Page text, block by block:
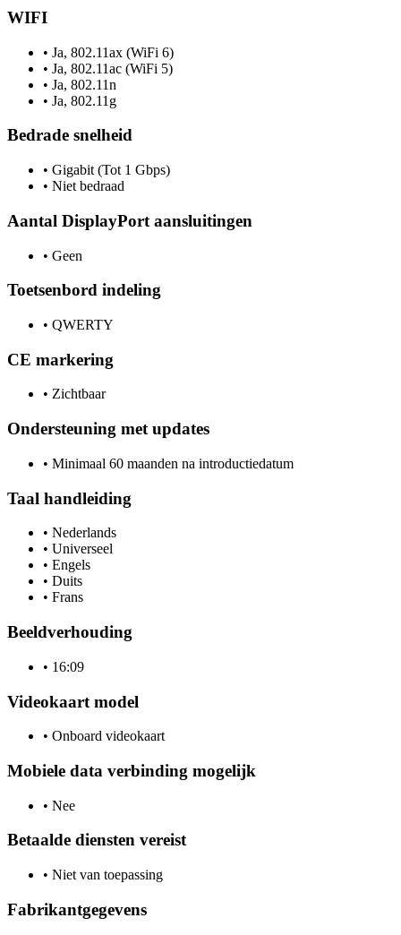
WIFI
• Ja, 802.11ax (WiFi 6)
• Ja, 802.11ac (WiFi 5)
• Ja, 802.11n
• Ja, 802.11g
Bedrade snelheid
• Gigabit (Tot 1 Gbps)
• Niet bedraad
Aantal DisplayPort aansluitingen
• Geen
Toetsenbord indeling
• QWERTY
CE markering
• Zichtbaar
Ondersteuning met updates
• Minimaal 60 maanden na introductiedatum
Taal handleiding
• Nederlands
• Universeel
• Engels
• Duits
• Frans
Beeldverhouding
• 16:09
Videokaart model
• Onboard videokaart
Mobiele data verbinding mogelijk
• Nee
Betaalde diensten vereist
• Niet van toepassing
Fabrikantgegevens